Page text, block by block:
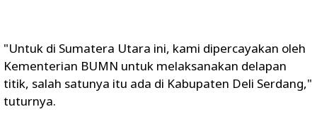
"Untuk di Sumatera Utara ini, kami dipercayakan oleh
Kementerian BUMN untuk melaksanakan delapan
titik, salah satunya itu ada di Kabupaten Deli Serdang,"
tuturnya.